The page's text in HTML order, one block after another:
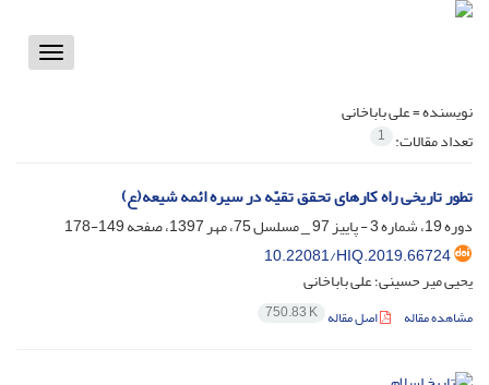
Toggle
نویسنده =علی باباخانی
تعداد مقالات: 1
تطور تاریخی راه کارهای تحقق تقیّه در سیره ائمه شیعه(ع)
دوره 19، شماره 3 - پاییز 97 _ مسلسل 75، مهر 1397، صفحه
149-178
10.22081/HIQ.2019.66724
یحیی میر حسینی؛ علی باباخانی
مشاهده مقاله اصل مقاله 750.83 K